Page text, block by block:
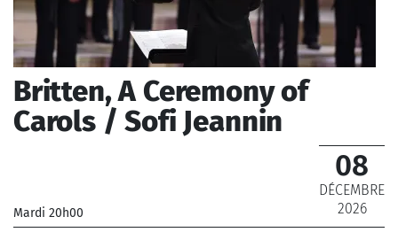
Britten, A Ceremony of
Carols / Sofi Jeannin
Mardi 20h00
08
DÉCEMBRE
2026